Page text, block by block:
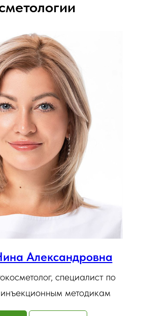
Александровна
специалист по
методикам